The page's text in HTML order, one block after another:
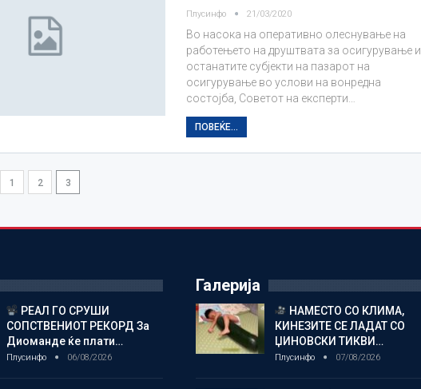
Плусинфо 21/03/2020
Во насока на оперативно олеснување на
работењето на друштвата за осигурување и
останатите субјекти на пазарот на
осигурување во услови на вонредна
состојба, Советот на експерти…
ПОВЕЌЕ...
1 2 3
РЕАЛ ГО СРУШИ
СОПСТВЕНИОТ РЕКОРД За
Диоманде ќе плати…
Плусинфо 06/08/2026
Галерија
НАМЕСТО СО КЛИМА,
КИНЕЗИТЕ СЕ ЛАДАТ СО
ЏИНОВСКИ ТИКВИ…
Плусинфо 07/08/2026